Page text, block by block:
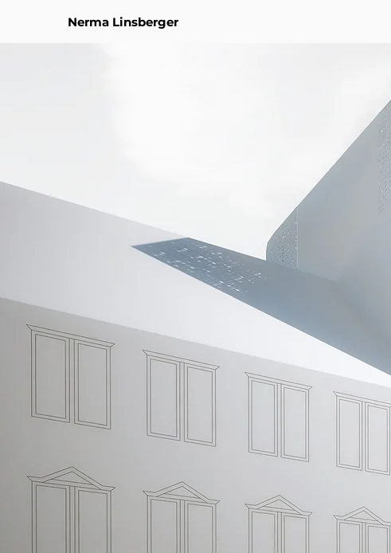
Nerma Linsberger